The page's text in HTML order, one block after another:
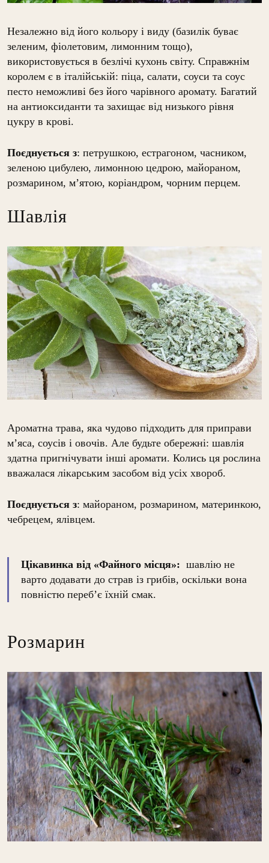
Незалежно від його кольору і виду (базилік буває
зеленим, фіолетовим, лимонним тощо),
використовується в безлічі кухонь світу. Справжнім
королем є в італійській: піца, салати, соуси та соус
песто неможливі без його чарівного аромату. Багатий
на антиоксиданти та захищає від низького рівня
цукру в крові.
Поєднується з: петрушкою, естрагоном, часником,
зеленою цибулею, лимонною цедрою, майораном,
розмарином, м’ятою, коріандром, чорним перцем.
Шавлія
Ароматна трава, яка чудово підходить для приправи
м’яса, соусів і овочів. Але будьте обережні: шавлія
здатна пригнічувати інші аромати. Колись ця рослина
вважалася лікарським засобом від усіх хвороб.
Поєднується з: майораном, розмарином, материнкою,
чебрецем, ялівцем.
Цікавинка від «Файного місця»: шавлію не
варто додавати до страв із грибів, оскільки вона
повністю переб’є їхній смак.
Розмарин